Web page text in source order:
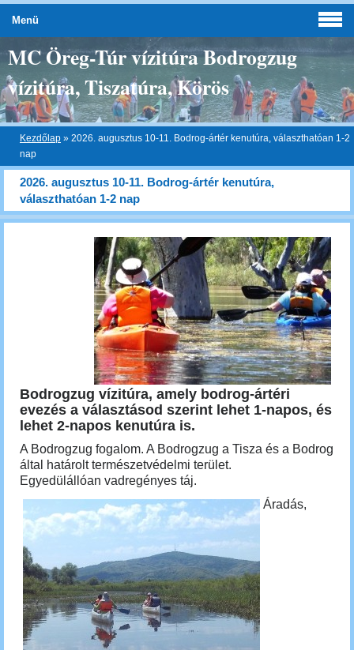
MC Öreg-Túr vízitúra Bodrogzug
vízitúra, Tiszatúra, Körös
Kezdőlap » 2026. augusztus 10-11. Bodrog-ártér kenutúra, választhatóan 1-2
nap
2026. augusztus 10-11. Bodrog-ártér kenutúra,
választhatóan 1-2 nap
Bodrogzug vízitúra, amely bodrog-ártéri
evezés a választásod szerint lehet 1-napos, és
lehet 2-napos kenutúra is.
A Bodrogzug fogalom. A Bodrogzug a Tisza és a Bodrog
által határolttermészetvédelmi terület.
Egyedülállóan vadregényes táj.
Áradás,
Menü